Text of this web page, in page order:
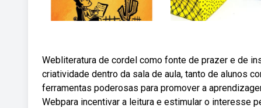
Webliteratura de cordel como fonte de prazer e de
criatividade dentro da sala de aula, tanto de alunos
ferramentas poderosas para promover a
Webpara incentivar a leitura e estimular o interesse